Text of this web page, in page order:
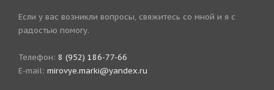
Если у вас возникли вопросы, свяжитесь со мной и я с
радостью помогу.
Телефон: 8 (952) 186-77-66
E-mail: mirovye.marki@yandex.ru